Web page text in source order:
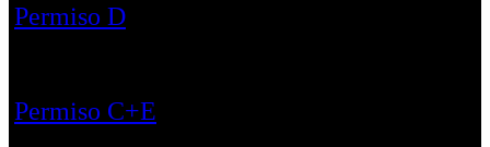
Permiso D
Permiso C+E